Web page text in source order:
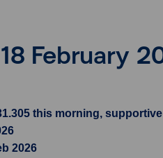
February
this morning,
2026